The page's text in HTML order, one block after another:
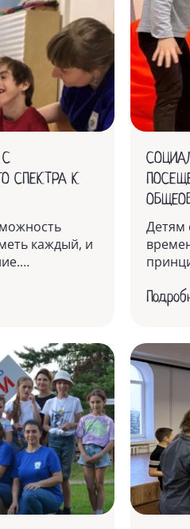
СПЕКТРА К
каждый, и
новым э...
Детям